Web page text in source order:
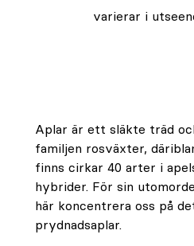
varierar i
Aplar är ett släkte träd
familjen rosväxter,
finns cirkar 40 arter i
hybrider. För sin
här koncentrera oss på
prydnadsaplar.